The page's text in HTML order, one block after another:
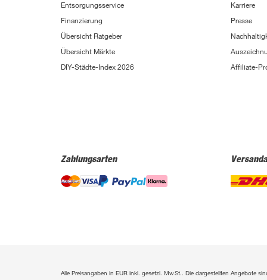
Entsorgungsservice
Finanzierung
Übersicht Ratgeber
Übersicht Märkte
DIY-Städte-Index 2026
Karriere
Presse
Affiliate-
Zahlungsarten
Alle Preisangaben in EUR inkl. gesetzl. MwSt.. Die dargestellten Angebote